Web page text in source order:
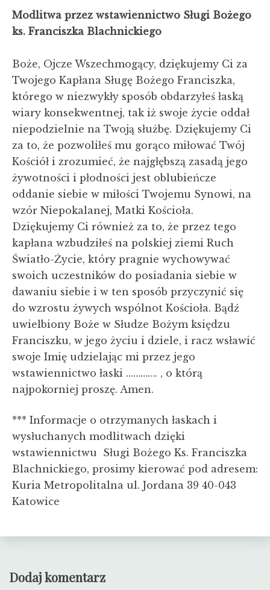
Modlitwa przez wstawiennictwo Sługi Bożego
ks. Franciszka Blachnickiego
Boże, Ojcze Wszechmogący, dziękujemy Ci za
Twojego Kapłana Sługę Bożego Franciszka,
którego w niezwykły sposób obdarzyłeś łaską
wiary konsekwentnej, tak iż swoje życie oddał
niepodzielnie na Twoją służbę. Dziękujemy Ci
za to, że pozwoliłeś mu gorąco miłować Twój
Kościół i zrozumieć, że najgłębszą zasadą jego
żywotności i płodności jest oblubieńcze
oddanie siebie w miłości Twojemu Synowi, na
wzór Niepokalanej, Matki Kościoła.
Dziękujemy Ci również za to, że przez tego
kapłana wzbudziłeś na polskiej ziemi Ruch
Światło-Życie, który pragnie wychowywać
swoich uczestników do posiadania siebie w
dawaniu siebie i w ten sposób przyczynić się
do wzrostu żywych wspólnot Kościoła. Bądź
uwielbiony Boże w Słudze Bożym księdzu
Franciszku, w jego życiu i dziele, i racz wsławić
swoje Imię udzielając mi przez jego
wstawiennictwo łaski …………. , o którą
najpokorniej proszę. Amen.
*** Informacje o otrzymanych łaskach i
wysłuchanych modlitwach dzięki
wstawiennictwu Sługi Bożego Ks. Franciszka
Blachnickiego, prosimy kierować pod adresem:
Kuria Metropolitalna ul. Jordana 39 40-043
Katowice
Dodaj komentarz